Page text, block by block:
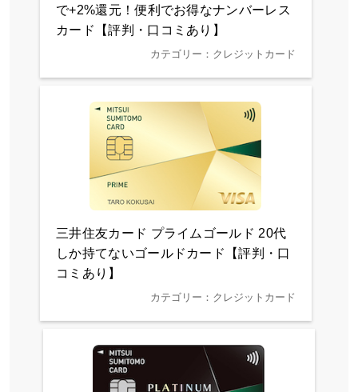
で+2%還元！便利でお得なナンバーレス
カード【評判・口コミあり】
カテゴリー：クレジットカード
三井住友カード プライムゴールド 20代
しか持てないゴールドカード【評判・口
コミあり】
カテゴリー：クレジットカード